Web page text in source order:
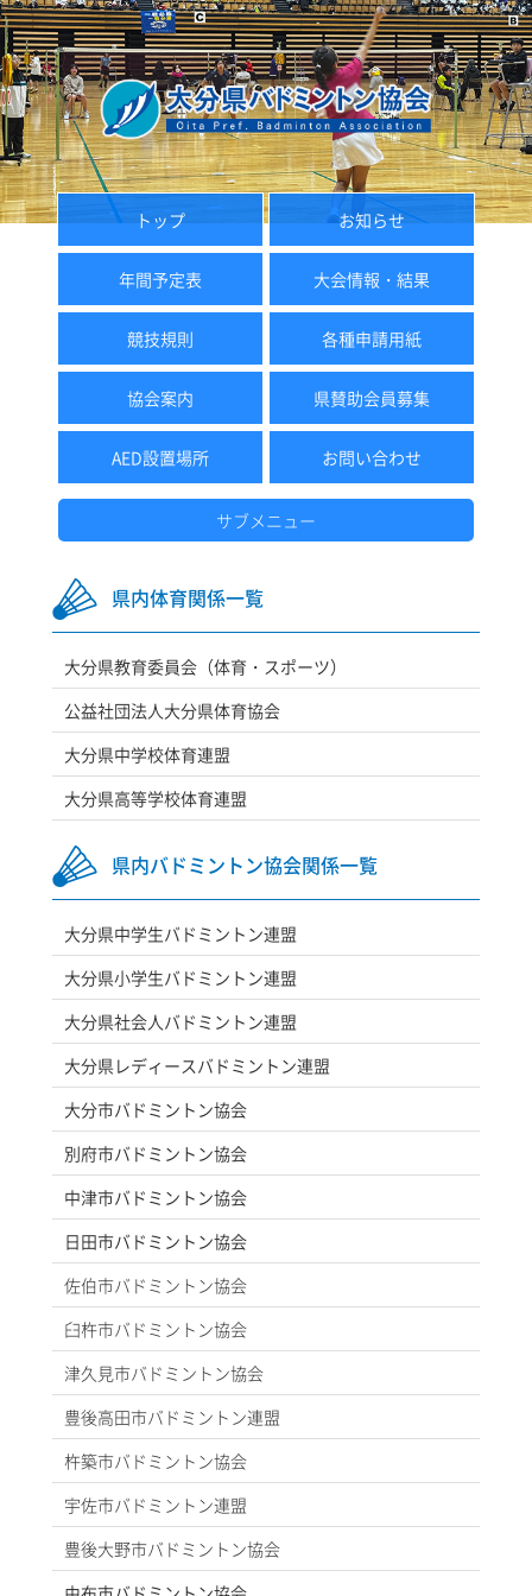
トップ お知らせ
年間予定表 大会情報・結果
競技規則 各種申請用紙
協会案内 県賛助会員募集
AED設置場所 お問い合わせ
サブメニュー
県内体育関係一覧
大分県教育委員会（体育・スポーツ）
公益社団法人大分県体育協会
大分県中学校体育連盟
大分県高等学校体育連盟
県内バドミントン協会関係一覧
大分県中学生バドミントン連盟
大分県小学生バドミントン連盟
大分県社会人バドミントン連盟
大分県レディースバドミントン連盟
大分市バドミントン協会
別府市バドミントン協会
中津市バドミントン協会
日田市バドミントン協会
佐伯市バドミントン協会
臼杵市バドミントン協会
津久見市バドミントン協会
豊後高田市バドミントン連盟
杵築市バドミントン協会
宇佐市バドミントン連盟
豊後大野市バドミントン協会